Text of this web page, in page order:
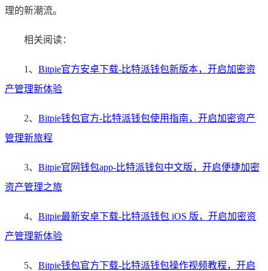
理的新潮流。
相关阅读：
1、 Bitpie官方安卓下载-比特派钱包新版本，开启加密资
产管理新体验
2、 Bitpie钱包官方-比特派钱包使用指南，开启加密资产
管理新旅程
3、 Bitpie官网钱包app-比特派钱包中文版，开启便捷加密
资产管理之旅
4、 Bitpie最新安卓下载-比特派钱包 iOS 版，开启加密资
产管理新体验
5、 Bitpie钱包官方下载-比特派钱包操作视频教程，开启